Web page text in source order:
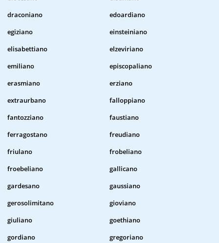
draconiano
edoardiano
egiziano
einsteiniano
elisabettiano
elzeviriano
emiliano
episcopaliano
erasmiano
erziano
extraurbano
falloppiano
fantozziano
faustiano
ferragostano
freudiano
friulano
frobeliano
froebeliano
gallicano
gardesano
gaussiano
gerosolimitano
gioviano
giuliano
goethiano
gordiano
gregoriano